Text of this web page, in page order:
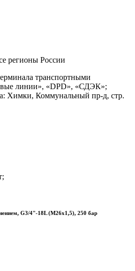
регионы России
транспортными
линии», «DPD», «СДЭК»;
Химки, Коммунальный пр-д, стр.
G3/4"-18L (М26х1,5), 250 бар